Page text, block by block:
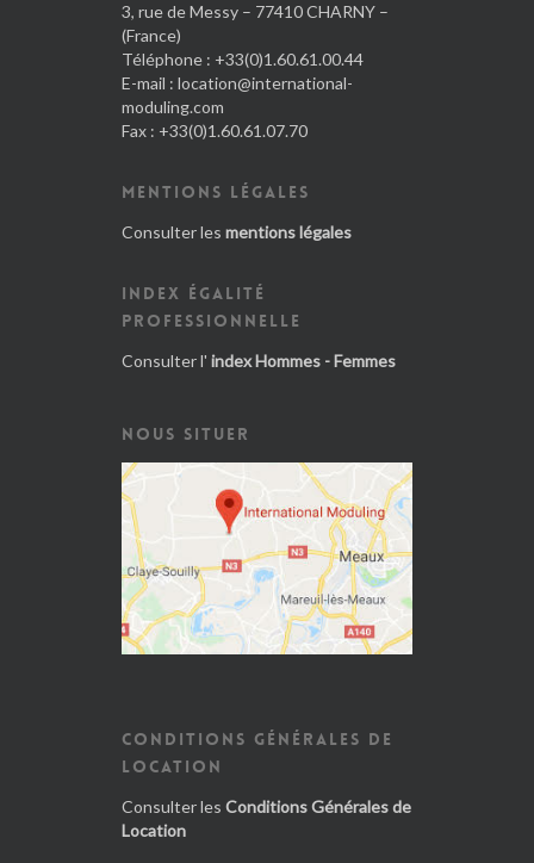
3, rue de Messy – 77410 CHARNY –
(France)
Téléphone : +33(0)1.60.61.00.44
E-mail : location@international-
moduling.com
Fax : +33(0)1.60.61.07.70
MENTIONS LÉGALES
Consulter les mentions légales
INDEX ÉGALITÉ
PROFESSIONNELLE
Consulter l' index Hommes - Femmes
NOUS SITUER
CONDITIONS GÉNÉRALES DE
LOCATION
Consulter les Conditions Générales de
Location